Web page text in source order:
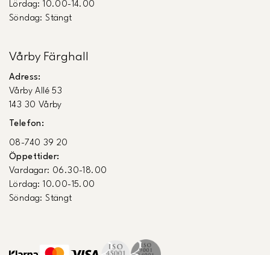
Lördag: 10.00-14.00
Söndag: Stängt
Vårby Färghall
Adress:
Vårby Allé 53
143 30 Vårby
Telefon:
08-740 39 20
Öppettider:
Vardagar: 06.30-18.00
Lördag: 10.00-15.00
Söndag: Stängt